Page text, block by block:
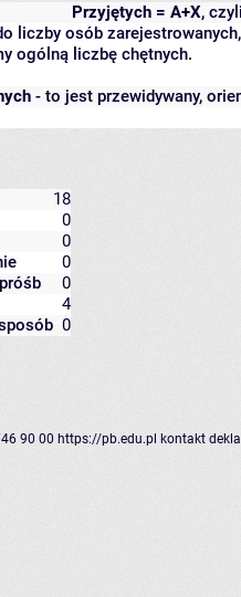
Przyjętych = A+X,
liczby osób
ogólną liczbę chętnych.
- to jest przewidywany,
18
0
0
0
0
4
0
90 00 https://pb.edu.pl kontakt